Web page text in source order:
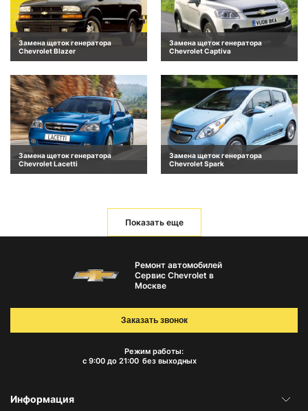
Замена щеток генератора
Chevrolet Blazer
Замена щеток генератора
Chevrolet Captiva
Замена щеток генератора
Chevrolet Lacetti
Замена щеток генератора
Chevrolet Spark
Показать еще
Ремонт автомобилей
Сервис Chevrolet в
Москве
Режим работы:
с 9:00 до 21:00 без выходных
Заказать звонок
Информация